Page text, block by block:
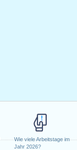
Wie viele Arbeitstage im
Jahr 2026?